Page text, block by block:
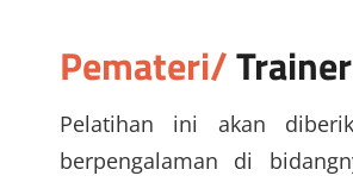
Pemateri/Trainer
Pelatihan ini akan
berpengalaman di